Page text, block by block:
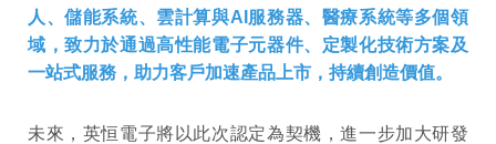
人、儲能系統、雲計算與AI服務器、醫療系統等多個領
域，致力於通過高性能電子元器件、定製化技術方案及
一站式服務，助力客戶加速產品上市，持續創造價值。
未來，英恒電子將以此次認定為契機，進一步加大研發